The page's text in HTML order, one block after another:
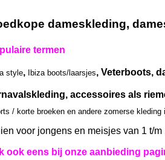
dameskleding,
termen
style, Ibiza boots/laarsjes, Veterboots,
accessoires als
/ korte broeken en andere zomerse kleding
voor jongens en meisjes van 1 t/
ook eens bij onze aanbieding